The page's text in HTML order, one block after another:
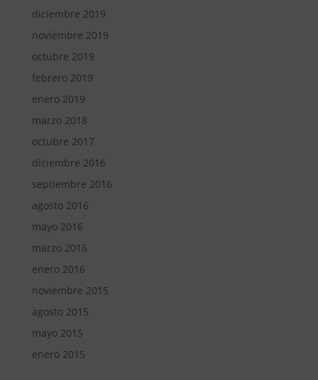
diciembre 2019
noviembre 2019
octubre 2019
febrero 2019
enero 2019
marzo 2018
octubre 2017
diciembre 2016
septiembre 2016
agosto 2016
mayo 2016
marzo 2016
enero 2016
noviembre 2015
agosto 2015
mayo 2015
enero 2015